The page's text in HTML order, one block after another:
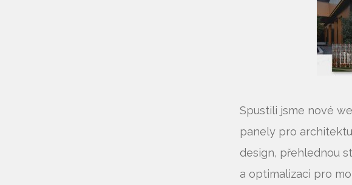
Spustili jsme nové
panely pro
design, přehlednou
a optimalizaci pro